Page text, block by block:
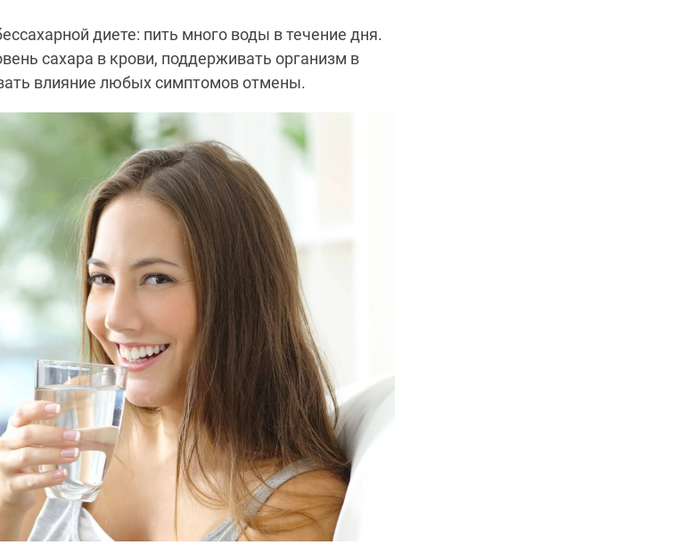
диете: пить много воды в течение дня.
сахара в крови, поддерживать организм в
влияние любых симптомов отмены.